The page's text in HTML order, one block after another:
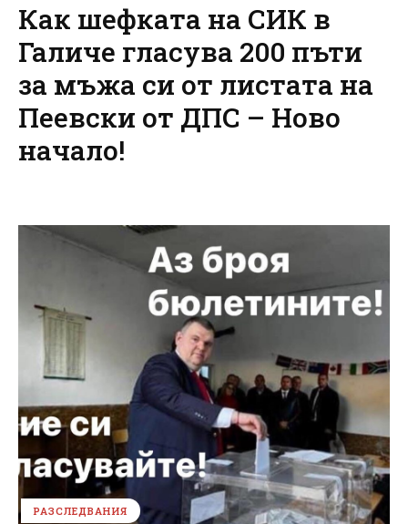
Как шефката на СИК в
Галиче гласува 200 пъти
за мъжа си от листата на
Пеевски от ДПС – Ново
начало!
РАЗСЛЕДВАНИЯ